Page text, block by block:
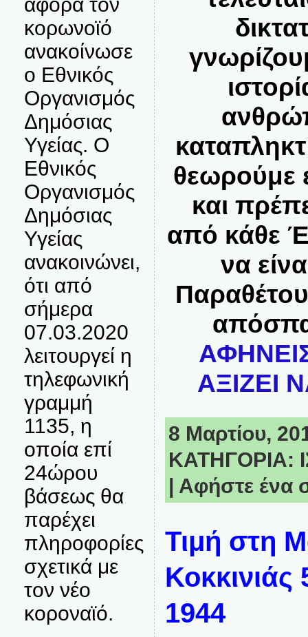
κορωνοϊό
ανακοίνωσε
ο Εθνικός
Οργανισμός
Δημόσιας
Υγείας. Ο
Εθνικός
Οργανισμός
Δημόσιας
Υγείας
ανακοινώνει,
ότι από
σήμερα
07.03.2020
λειτουργεί η
τηλεφωνική
γραμμή
1135, η
οποία επί
24ώρου
βάσεως θα
παρέχει
πληροφορίες
σχετικά με
τον νέο
κοροναϊό.
θεωρούμε
και
από κάθε
να
ΑΞΙΖΕΙ
8 Μαρτίου,
ΚΑΤΗΓΟΡΙΑ:
| Αφήστε ένα
Τιμή στη
Κοκκινιάς
1944